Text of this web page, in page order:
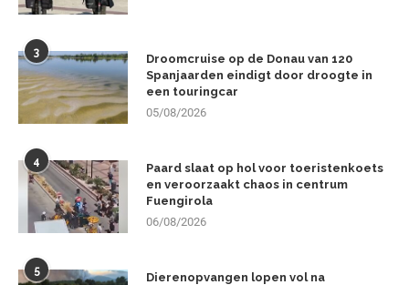
3
Droomcruise op de Donau van 120
Spanjaarden eindigt door droogte in
een touringcar
05/08/2026
4
Paard slaat op hol voor toeristenkoets
en veroorzaakt chaos in centrum
Fuengirola
06/08/2026
5
Dierenopvangen lopen vol na